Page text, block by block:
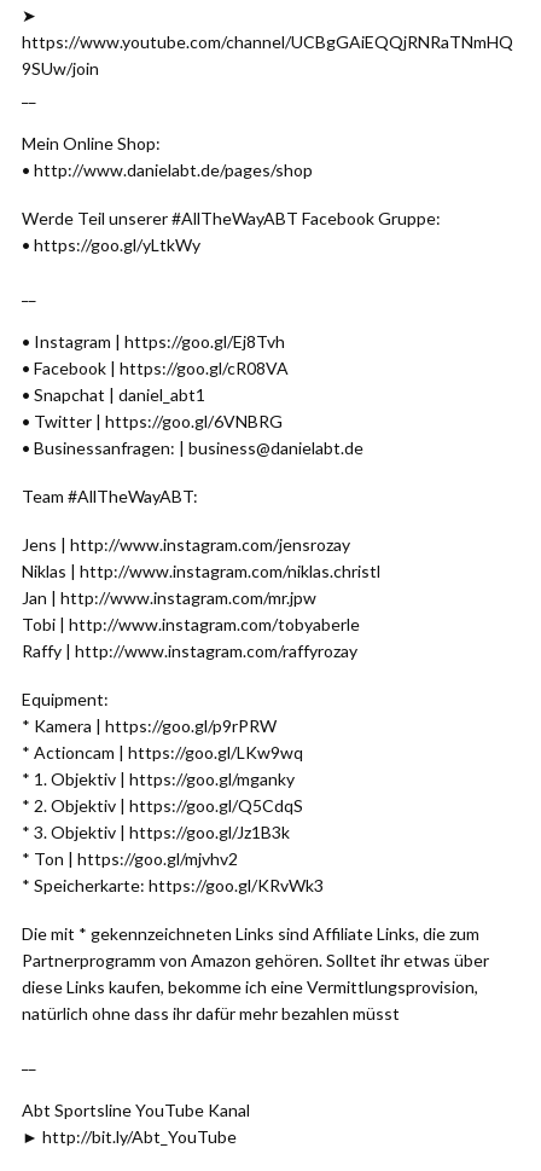
➤
https://www.youtube.com/channel/UCBgGAiEQQjRNRaTNmHQ
9SUw/join
Mein Online Shop:
• http://www.danielabt.de/pages/shop
Werde Teil unserer #AllTheWayABT Facebook Gruppe:
• https://goo.gl/yLtkWy
• Instagram | https://goo.gl/Ej8Tvh
• Facebook | https://goo.gl/cR08VA
• Snapchat | daniel_abt1
• Twitter | https://goo.gl/6VNBRG
• Businessanfragen: | business@danielabt.de
Team #AllTheWayABT:
Jens | http://www.instagram.com/jensrozay
Niklas | http://www.instagram.com/niklas.christl
Jan | http://www.instagram.com/mr.jpw
Tobi | http://www.instagram.com/tobyaberle
Raffy | http://www.instagram.com/raffyrozay
Equipment:
* Kamera | https://goo.gl/p9rPRW
* Actioncam | https://goo.gl/LKw9wq
* 1. Objektiv | https://goo.gl/mganky
* 2. Objektiv | https://goo.gl/Q5CdqS
* 3. Objektiv | https://goo.gl/Jz1B3k
* Ton | https://goo.gl/mjvhv2
* Speicherkarte: https://goo.gl/KRvWk3
Die mit * gekennzeichneten Links sind Affiliate Links, die zum
Partnerprogramm von Amazon gehören. Solltet ihr etwas über
diese Links kaufen, bekomme ich eine Vermittlungsprovision,
natürlich ohne dass ihr dafür mehr bezahlen müsst
Abt Sportsline YouTube Kanal
► http://bit.ly/Abt_YouTube